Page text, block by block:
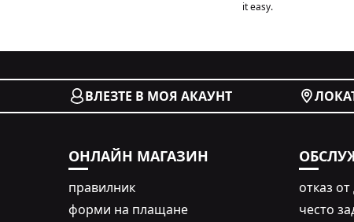
it easy.
ВЛЕЗТЕ В МОЯ АКАУНТ
ОНЛАЙН МАГАЗИН
правилник
форми на плащане
oтказ
често